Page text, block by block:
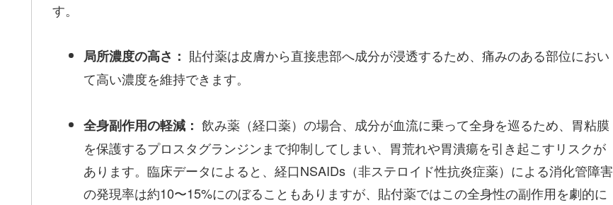
す。
局所濃度の高さ： 貼付薬は皮膚から直接患部へ成分が浸透するため、痛みのある部位におい
て高い濃度を維持できます。
全身副作用の軽減： 飲み薬（経口薬）の場合、成分が血流に乗って全身を巡るため、胃粘膜
を保護するプロスタグランジンまで抑制してしまい、胃荒れや胃潰瘍を引き起こすリスクが
あります。臨床データによると、経口NSAIDs（非ステロイド性抗炎症薬）による消化管障害
の発現率は約10〜15%にのぼることもありますが、貼付薬ではこの全身性の副作用を劇的に